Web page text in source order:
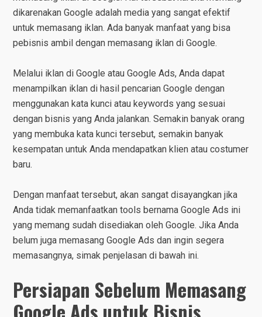
dikarenakan Google adalah media yang sangat efektif
untuk memasang iklan. Ada banyak manfaat yang bisa
pebisnis ambil dengan memasang iklan di Google.
Melalui iklan di Google atau Google Ads, Anda dapat
menampilkan iklan di hasil pencarian Google dengan
menggunakan kata kunci atau keywords yang sesuai
dengan bisnis yang Anda jalankan. Semakin banyak orang
yang membuka kata kunci tersebut, semakin banyak
kesempatan untuk Anda mendapatkan klien atau costumer
baru.
Dengan manfaat tersebut, akan sangat disayangkan jika
Anda tidak memanfaatkan tools bernama Google Ads ini
yang memang sudah disediakan oleh Google. Jika Anda
belum juga memasang Google Ads dan ingin segera
memasangnya, simak penjelasan di bawah ini.
Persiapan Sebelum Memasang